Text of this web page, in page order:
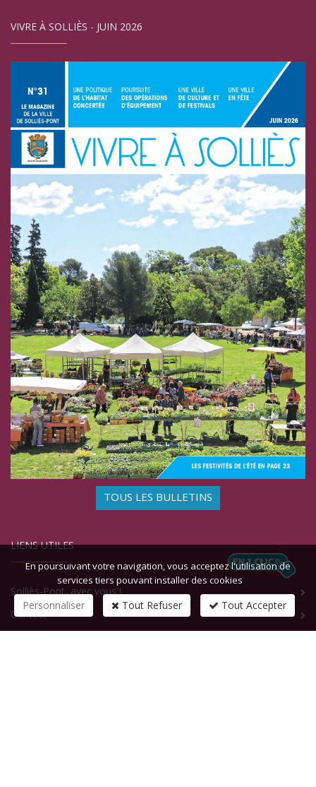
VIVRE À SOLLIÈS - JUIN 2026
TOUS LES BULLETINS
LIENS UTILES
Solliès-Pont, avec vous !
Contact
En poursuivant votre navigation, vous acceptez l'utilisation de
services tiers pouvant installer des cookies
Personnaliser Tout Refuser Tout Accepter